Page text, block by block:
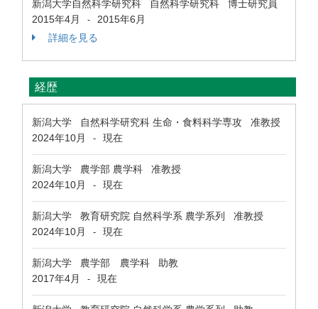
新潟大学自然科学研究科 自然科学研究科 博士研究員
2015年4月
-
2015年6月
詳細を見る
経歴
新潟大学 自然科学研究科 生命・食料科学専攻 准教授
2024年10月
- 現在
新潟大学 農学部 農学科 准教授
2024年10月
- 現在
新潟大学 教育研究院 自然科学系 農学系列 准教授
2024年10月
- 現在
新潟大学 農学部 農学科 助教
2017年4月
- 現在